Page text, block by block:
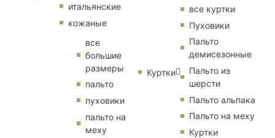
итальянские
кожаные
все
большие
размеры
пальто
пуховики
пальто на
меху
Куртки
все куртки
Пуховики
Пальто
демисезонные
Пальто из
шерсти
Пальто альпака
Пальто на меху
Куртки